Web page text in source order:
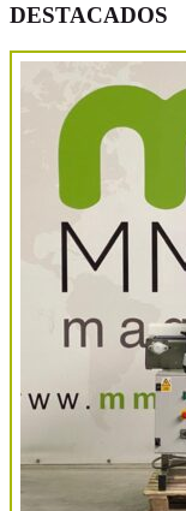
DESTACADOS